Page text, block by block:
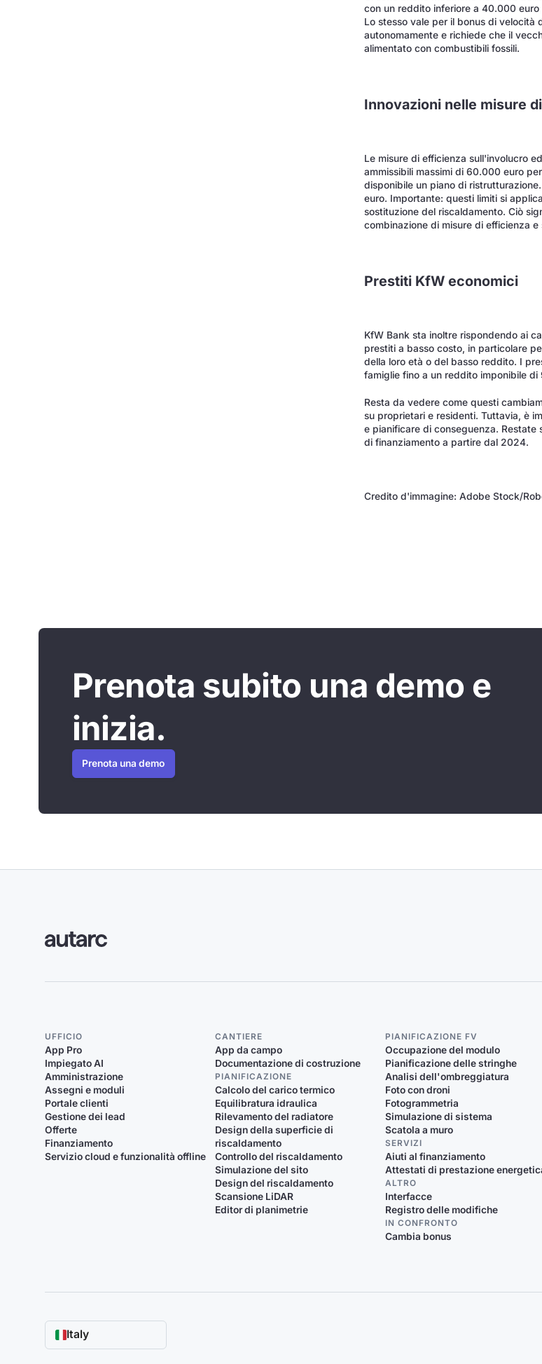
con un reddito inferiore a 40.000
Lo stesso vale per il bonus di
autonomamente e richiede che il
alimentato con combustibili fossili.
Innovazioni nelle misure
Le misure di efficienza sull'involucro
ammissibili massimi di 60.000 euro
disponibile un piano di
euro. Importante: questi limiti si
sostituzione del riscaldamento. Ciò
combinazione di misure di efficienza
Prestiti KfW economici
KfW Bank sta inoltre rispondendo ai
prestiti a basso costo, in particolare
della loro età o del basso reddito. I
famiglie fino a un reddito imponibile di
Resta da vedere come questi
su proprietari e residenti. Tuttavia, è
e pianificare di conseguenza.
di finanziamento a partire dal 2024.
Credito d'immagine: Adobe Stock/
Prenota subito una demo e
inizia.
Prenota una demo
UFFICIO
App Pro
Impiegato AI
Amministrazione
Assegni e moduli
Portale clienti
Gestione dei lead
Offerte
Finanziamento
Servizio cloud e funzionalità offline
CANTIERE
App da campo
Documentazione di costruzione
PIANIFICAZIONE
Calcolo del carico termico
Equilibratura idraulica
Rilevamento del radiatore
Design della superficie di
riscaldamento
Controllo del riscaldamento
Simulazione del sito
Design del riscaldamento
Scansione LiDAR
Editor di planimetrie
PIANIFICAZIONE FV
Occupazione del modulo
Pianificazione delle stringhe
Analisi dell'ombreggiatura
Foto con droni
Fotogrammetria
Simulazione di sistema
Scatola a muro
SERVIZI
Aiuti al finanziamento
Attestati di prestazione
ALTRO
Interfacce
Registro delle modifiche
IN CONFRONTO
Cambia bonus
Italy